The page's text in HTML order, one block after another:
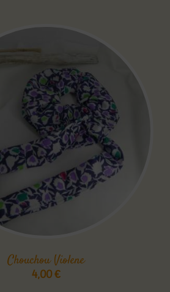
Chouchou Violene
4,00€